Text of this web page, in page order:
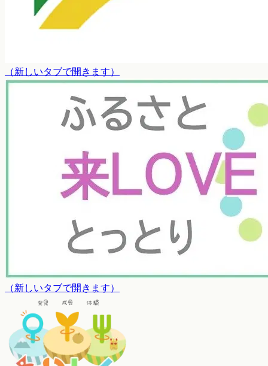
（新しいタブで開きます）
（新しいタブで開きます）